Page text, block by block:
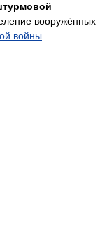
вооружённых
войны